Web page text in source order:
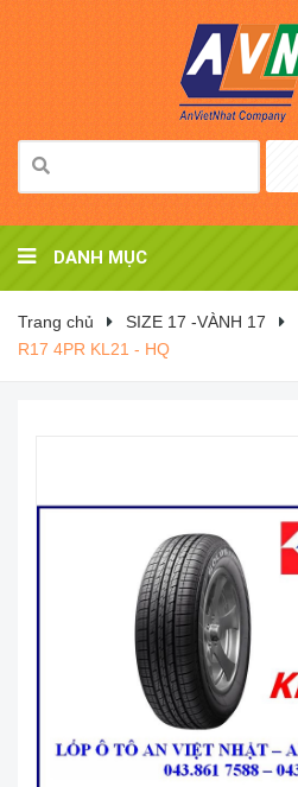
DANH MỤC
Trang chủ SIZE 17 -VÀNH 17
R17 4PR KL21 - HQ